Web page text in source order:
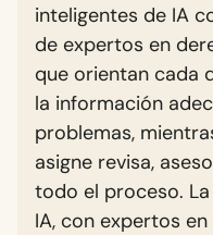
inteligentes de IA
de expertos en
que orientan cada
la información
problemas,
asigne revisa,
todo el proceso.
IA, con expertos